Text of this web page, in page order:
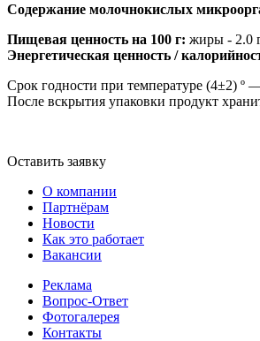
Содержание молочнокислых
Пищевая ценность на 100 г: жиры - 2.0
Энергетическая ценность /
Срок годности при температуре (4±2) º
После вскрытия упаковки продукт
Оставить заявку
О компании
Партнёрам
Новости
Как это работает
Вакансии
Реклама
Вопрос-Ответ
Фотогалерея
Контакты